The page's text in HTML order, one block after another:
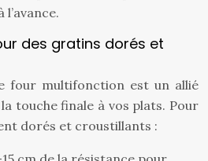
des gratins dorés et
four multifonction est un allié
touche finale à vos plats. Pour
dorés et croustillants :